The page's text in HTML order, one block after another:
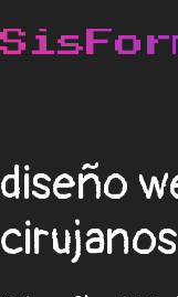
diseño